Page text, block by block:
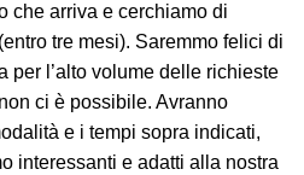
che arriva e cerchiamo di
tre mesi). Saremmo felici di
per l’alto volume delle richieste
ci è possibile. Avranno
e i tempi sopra indicati,
interessanti e adatti alla nostra